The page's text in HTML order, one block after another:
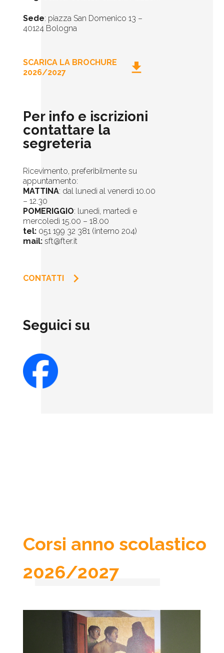
Sede: piazza San Domenico 13 –
40124 Bologna
download
SCARICA LA BROCHURE
2026/2027
Per info e iscrizioni
contattare la
segreteria
Ricevimento, preferibilmente su
appuntamento:
MATTINA: dal lunedì al venerdì 10.00
– 12.30
POMERIGGIO: lunedì, martedì e
mercoledì 15.00 – 18.00
tel: 051 199 32 381 (interno 204)
mail: sft@fter.it
keyboard_arrow_right
CONTATTI
Seguici su
Corsi anno scolastico
2026/2027